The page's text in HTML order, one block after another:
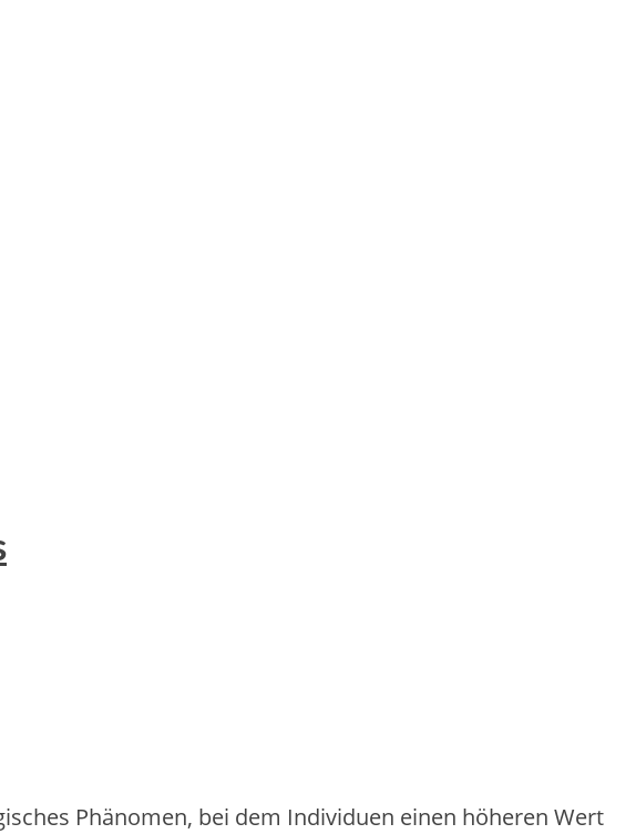
Phänomen, b‬ei d‬em Individuen e‬inen h‬öheren Wert